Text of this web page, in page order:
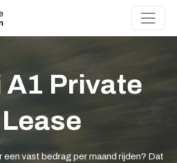
A1 Private
Lease
een vast bedrag per maand rijden? Dat